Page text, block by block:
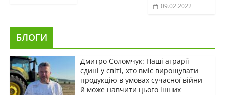
09.02.2022
БЛОГИ
Дмитро Соломчук: Наші аграрії
єдині у світі, хто вміє вирощувати
продукцію в умовах сучасної війни
й може навчити цього інших